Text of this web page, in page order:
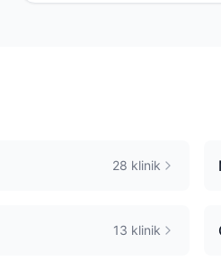
28 klinik
13 klinik